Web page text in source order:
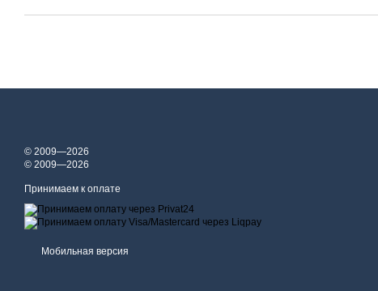
© 2009—2026
© 2009—2026
Принимаем к оплате
Мобильная версия